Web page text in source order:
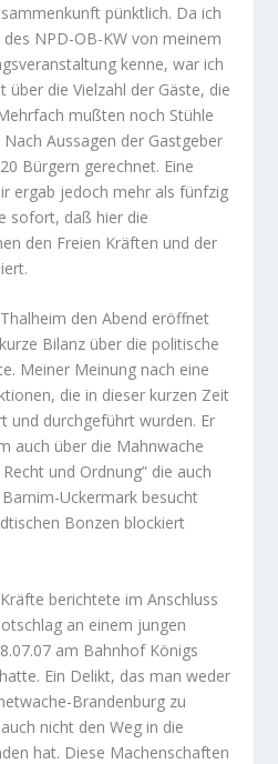
pünktlich. Da ich
NPD-OB-KW von meinem
kenne, war ich
über die Vielzahl der Gäste, die
mußten noch Stühle
Aussagen der Gastgeber
Bürgern gerechnet. Eine
ergab jedoch mehr als fünfzig
sofort, daß hier die
den Freien Kräften und der
den Abend eröffnet
Bilanz über die politische
Meiner Meinung nach eine
die in dieser kurzen Zeit
und durchgeführt wurden. Er
auch über die Mahnwache
und Ordnung” die auch
Uckermark besucht
Bonzen blockiert
berichtete im Anschluss
an einem jungen
am Bahnhof Königs
Ein Delikt, das man weder
Brandenburg zu
nicht den Weg in die
hat. Diese Machenschaften